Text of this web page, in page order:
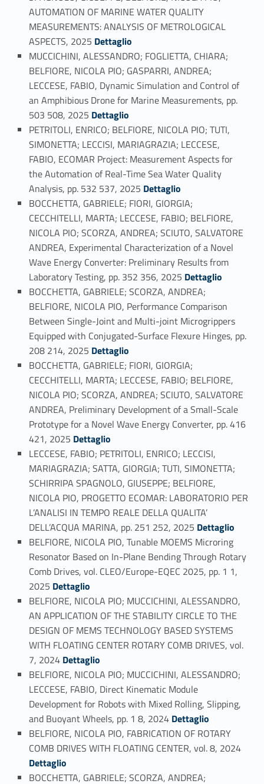
AUTOMATION OF MARINE WATER QUALITY
MEASUREMENTS: ANALYSIS OF METROLOGICAL
ASPECTS, 2025 Link identifier #identifier_person_109900-51
Dettaglio
MUCCICHINI, ALESSANDRO; FOGLIETTA, CHIARA;
BELFIORE, NICOLA PIO; GASPARRI, ANDREA;
LECCESE, FABIO, Dynamic Simulation and Control of
an Amphibious Drone for Marine Measurements, pp.
503 508, 2025 Link identifier #identifier_person_175702-52
Dettaglio
PETRITOLI, ENRICO; BELFIORE, NICOLA PIO; TUTI,
SIMONETTA; LECCISI, MARIAGRAZIA; LECCESE,
FABIO, ECOMAR Project: Measurement Aspects for
the Automation of Real-Time Sea Water Quality
Analysis, pp. 532 537, 2025 Link identifier #identifier_person_54068-53
Dettaglio
BOCCHETTA, GABRIELE; FIORI, GIORGIA;
CECCHITELLI, MARTA; LECCESE, FABIO; BELFIORE,
NICOLA PIO; SCORZA, ANDREA; SCIUTO, SALVATORE
ANDREA, Experimental Characterization of a Novel
Wave Energy Converter: Preliminary Results from
Laboratory Testing, pp. 352 356, 2025 Link identifier #identifier_person_92602-54
Dettaglio
BOCCHETTA, GABRIELE; SCORZA, ANDREA;
BELFIORE, NICOLA PIO, Performance Comparison
Between Single-Joint and Multi-joint Microgrippers
Equipped with Conjugated-Surface Flexure Hinges, pp.
208 214, 2025 Link identifier #identifier_person_31731-55
Dettaglio
BOCCHETTA, GABRIELE; FIORI, GIORGIA;
CECCHITELLI, MARTA; LECCESE, FABIO; BELFIORE,
NICOLA PIO; SCORZA, ANDREA; SCIUTO, SALVATORE
ANDREA, Preliminary Development of a Small-Scale
Prototype for a Novel Wave Energy Converter, pp. 416
421, 2025 Link identifier #identifier_person_51628-56
Dettaglio
LECCESE, FABIO; PETRITOLI, ENRICO; LECCISI,
MARIAGRAZIA; SATTA, GIORGIA; TUTI, SIMONETTA;
SCHIRRIPA SPAGNOLO, GIUSEPPE; BELFIORE,
NICOLA PIO, PROGETTO ECOMAR: LABORATORIO PER
L’ANALISI IN TEMPO REALE DELLA QUALITA’
DELL’ACQUA MARINA, pp. 251 252, 2025 Link identifier #identifier_person_3535-57
Dettaglio
BELFIORE, NICOLA PIO, Tunable MOEMS Microring
Resonator Based on In-Plane Bending Through Rotary
Comb Drives, vol. CLEO/Europe-EQEC 2025, pp. 1 1,
2025 Link identifier #identifier_person_33566-58
Dettaglio
BELFIORE, NICOLA PIO; MUCCICHINI, ALESSANDRO,
AN APPLICATION OF THE STABILITY CIRCLE TO THE
DESIGN OF MEMS TECHNOLOGY BASED SYSTEMS
WITH FLOATING CENTER ROTARY COMB DRIVES, vol.
7, 2024 Link identifier #identifier_person_156416-59
Dettaglio
BELFIORE, NICOLA PIO; MUCCICHINI, ALESSANDRO;
LECCESE, FABIO, Direct Kinematic Module
Development for Robots with Mixed Rolling, Slipping,
and Buoyant Wheels, pp. 1 8, 2024 Link identifier #identifier_person_166565-60
Dettaglio
BELFIORE, NICOLA PIO, FABRICATION OF ROTARY
COMB DRIVES WITH FLOATING CENTER, vol. 8, 2024
Dettaglio
BOCCHETTA, GABRIELE; SCORZA, ANDREA;